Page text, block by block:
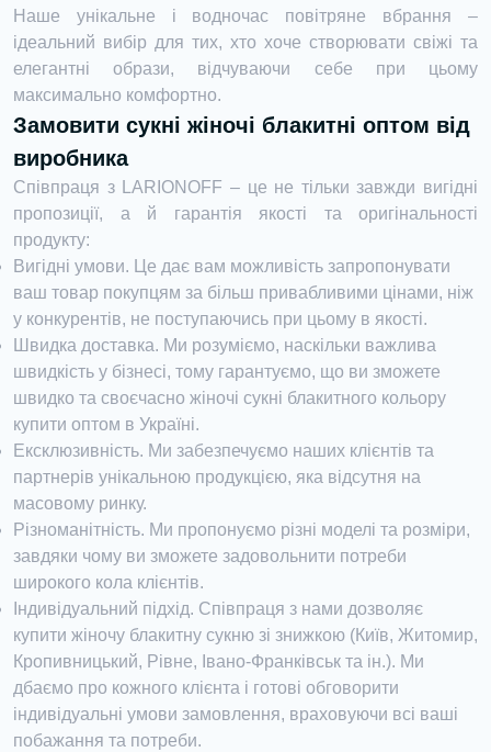
Наше унікальне і водночас повітряне вбрання –
ідеальний вибір для тих, хто хоче створювати свіжі та
елегантні образи, відчуваючи себе при цьому
максимально комфортно.
Замовити сукні жіночі блакитні оптом від
виробника
Співпраця з LARIONOFF – це не тільки завжди вигідні
пропозиції, а й гарантія якості та оригінальності
продукту:
Вигідні умови. Це дає вам можливість запропонувати
ваш товар покупцям за більш привабливими цінами, ніж
у конкурентів, не поступаючись при цьому в якості.
Швидка доставка. Ми розуміємо, наскільки важлива
швидкість у бізнесі, тому гарантуємо, що ви зможете
швидко та своєчасно жіночі сукні блакитного кольору
купити оптом в Україні.
Ексклюзивність. Ми забезпечуємо наших клієнтів та
партнерів унікальною продукцією, яка відсутня на
масовому ринку.
Різноманітність. Ми пропонуємо різні моделі та розміри,
завдяки чому ви зможете задовольнити потреби
широкого кола клієнтів.
Індивідуальний підхід. Співпраця з нами дозволяє
купити жіночу блакитну сукню зі знижкою (Київ, Житомир,
Кропивницький, Рівне, Івано-Франківськ та ін.). Ми
дбаємо про кожного клієнта і готові обговорити
індивідуальні умови замовлення, враховуючи всі ваші
побажання та потреби.